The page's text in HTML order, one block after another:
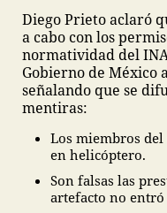
Diego Prieto aclaró
a cabo con los
normatividad del
Gobierno de México
señalando que se
mentiras:
Los miembros
en helicóptero.
Son falsas las
artefacto no